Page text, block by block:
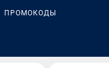
ПРОМОКОДЫ